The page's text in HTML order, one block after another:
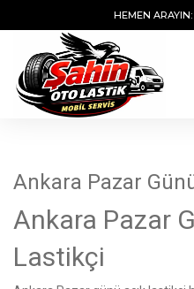
HEMEN
Ankara Pazar
Ankara Pazar
Lastikçi